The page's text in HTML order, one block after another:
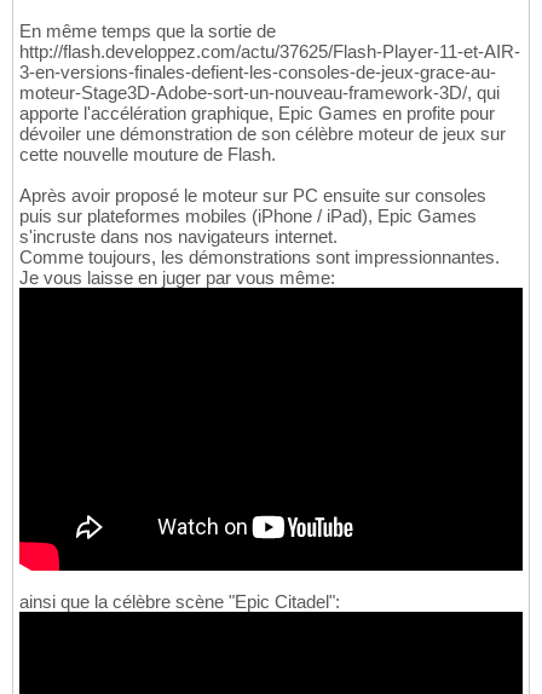
En même temps que la sortie de
http://flash.developpez.com/actu/37625/Flash-Player-11-et-AIR-
3-en-versions-finales-defient-les-consoles-de-jeux-grace-au-
moteur-Stage3D-Adobe-sort-un-nouveau-framework-3D/, qui
apporte l'accélération graphique, Epic Games en profite pour
dévoiler une démonstration de son célèbre moteur de jeux sur
cette nouvelle mouture de Flash.
Après avoir proposé le moteur sur PC ensuite sur consoles
puis sur plateformes mobiles (iPhone / iPad), Epic Games
s'incruste dans nos navigateurs internet.
Comme toujours, les démonstrations sont impressionnantes.
Je vous laisse en juger par vous même:
ainsi que la célèbre scène "Epic Citadel":